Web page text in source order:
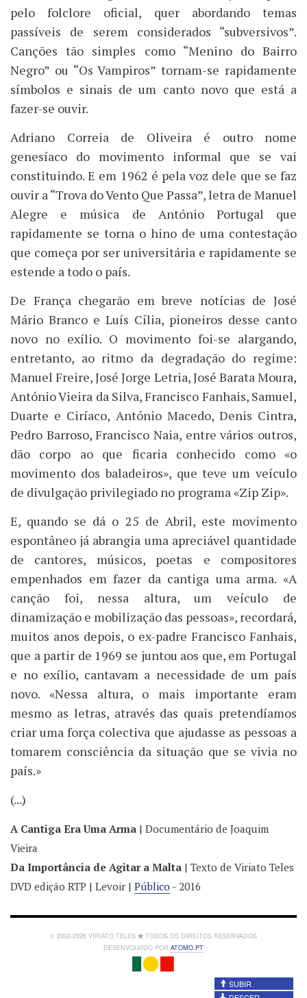
pelo folclore oficial, quer abordando temas
passíveis de serem considerados “subversivos”.
Canções tão simples como “Menino do Bairro
Negro” ou “Os Vampiros” tornam-se rapidamente
símbolos e sinais de um canto novo que está a
fazer-se ouvir.
Adriano Correia de Oliveira é outro nome
genesíaco do movimento informal que se vai
constituindo. E em 1962 é pela voz dele que se faz
ouvir a “Trova do Vento Que Passa”, letra de Manuel
Alegre e música de António Portugal que
rapidamente se torna o hino de uma contestação
que começa por ser universitária e rapidamente se
estende a todo o país.
De França chegarão em breve notícias de José
Mário Branco e Luís Cília, pioneiros desse canto
novo no exílio. O movimento foi-se alargando,
entretanto, ao ritmo da degradação do regime:
Manuel Freire, José Jorge Letria, José Barata Moura,
António Vieira da Silva, Francisco Fanhais, Samuel,
Duarte e Ciríaco, António Macedo, Denis Cintra,
Pedro Barroso, Francisco Naia, entre vários outros,
dão corpo ao que ficaria conhecido como «o
movimento dos baladeiros», que teve um veículo
de divulgação privilegiado no programa «Zip Zip».
E, quando se dá o 25 de Abril, este movimento
espontâneo já abrangia uma apreciável quantidade
de cantores, músicos, poetas e compositores
empenhados em fazer da cantiga uma arma. «A
canção foi, nessa altura, um veículo de
dinamização e mobilização das pessoas», recordará,
muitos anos depois, o ex-padre Francisco Fanhais,
que a partir de 1969 se juntou aos que, em Portugal
e no exílio, cantavam a necessidade de um país
novo. «Nessa altura, o mais importante eram
mesmo as letras, através das quais pretendíamos
criar uma força colectiva que ajudasse as pessoas a
tomarem consciência da situação que se vivia no
país.»
(...)
A Cantiga Era Uma Arma | Documentário de Joaquim
Vieira
Da Importância de Agitar a Malta | Texto de Viriato Teles
DVD edição RTP | Levoir | Público - 2016
© 2002-2026 VIRIATO TELES
TODOS OS DIREITOS RESERVADOS
DESENVOLVIDO POR ATOMO.PT
SUBIR